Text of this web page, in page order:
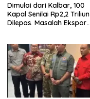
Dimulai dari Kalbar, 100
Kapal Senilai Rp2,2 Triliun
Dilepas. Masalah Ekspor